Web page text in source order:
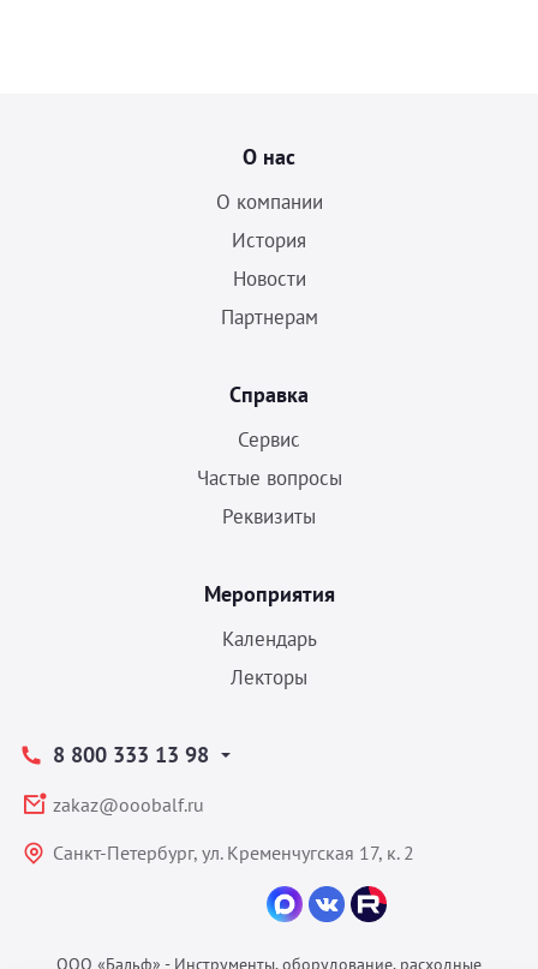
О нас
О компании
История
Новости
Партнерам
Справка
Сервис
Частые вопросы
Реквизиты
Мероприятия
Календарь
Лекторы
8 800 333 13 98
zakaz@ooobalf.ru
Санкт-Петербург, ул. Кременчугская 17, к. 2
ООО «Бальф» - Инструменты, оборудование, расходные